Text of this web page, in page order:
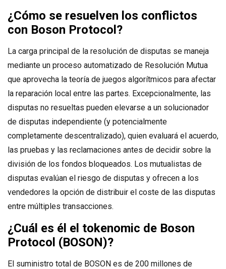
¿Cómo se resuelven los conflictos
con Boson Protocol?
La carga principal de la resolución de disputas se maneja
mediante un proceso automatizado de Resolución Mutua
que aprovecha la teoría de juegos algorítmicos para afectar
la reparación local entre las partes. Excepcionalmente, las
disputas no resueltas pueden elevarse a un solucionador
de disputas independiente (y potencialmente
completamente descentralizado), quien evaluará el acuerdo,
las pruebas y las reclamaciones antes de decidir sobre la
división de los fondos bloqueados. Los mutualistas de
disputas evalúan el riesgo de disputas y ofrecen a los
vendedores la opción de distribuir el coste de las disputas
entre múltiples transacciones.
¿Cuál es él el tokenomic de Boson
Protocol (BOSON)?
El suministro total de BOSON es de 200 millones de